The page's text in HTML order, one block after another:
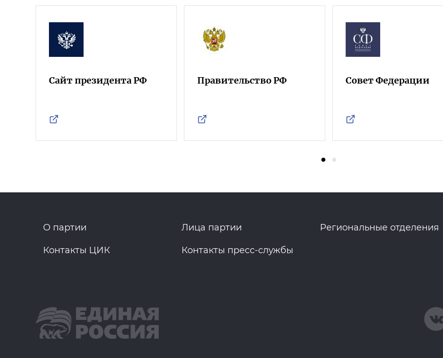
Сайт президента РФ Правительство РФ Совет Федерации
О партии Лица партии Региональные отделения
Контакты ЦИК Контакты пресс-службы